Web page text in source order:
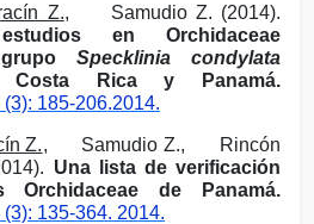
Z.,
Samudio Z. (2014).
en Orchidaceae
Specklinia condylata
Costa Rica y Panamá.
185-206.2014.
Z., Samudio Z.,
Rincón
Una lista de verificación
Orchidaceae de Panamá.
135-364. 2014.